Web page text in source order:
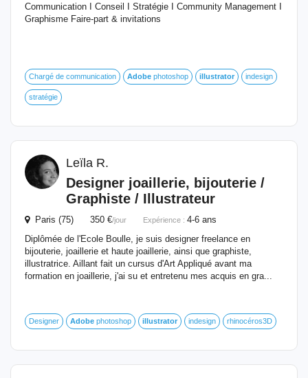
Communication I Conseil I Stratégie I Community Management I
Graphisme Faire-part & invitations
Chargé de communication Adobe photoshop illustrator indesign
stratégie
Leïla R.
Designer joaillerie, bijouterie /
Graphiste / Illustrateur
Paris (75) 350 €/jour Expérience : 4-6 ans
Diplômée de l'Ecole Boulle, je suis designer freelance en
bijouterie, joaillerie et haute joaillerie, ainsi que graphiste,
illustratrice. Aillant fait un cursus d'Art Appliqué avant ma
formation en joaillerie, j'ai su et entretenu mes acquis en gra...
Designer Adobe photoshop illustrator indesign rhinocéros3D